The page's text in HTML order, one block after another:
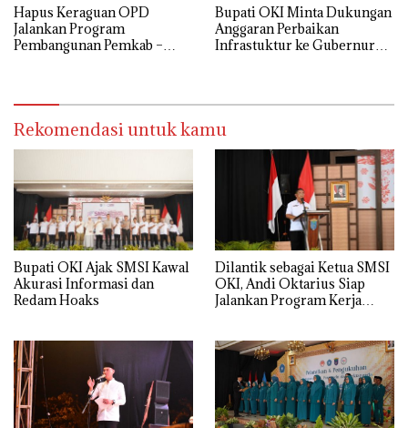
Hapus Keraguan OPD
Jalankan Program
Pembangunan Pemkab –
Bupati OKI Minta Dukungan
Anggaran Perbaikan
Infrastuktur ke Gubernur
Rekomendasi untuk kamu
Bupati OKI Ajak SMSI Kawal
Akurasi Informasi dan
Redam Hoaks
Dilantik sebagai Ketua SMSI
OKI, Andi Oktarius Siap
Jalankan Program Kerja